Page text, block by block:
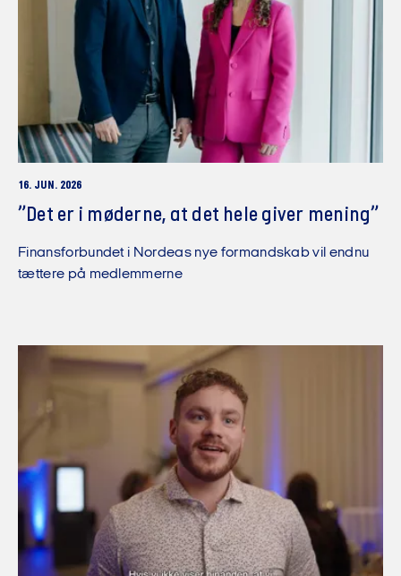
16. JUN. 2026
”Det er i møderne, at det hele giver mening”
Finansforbundet i Nordeas nye formandskab vil endnu
tættere på medlemmerne